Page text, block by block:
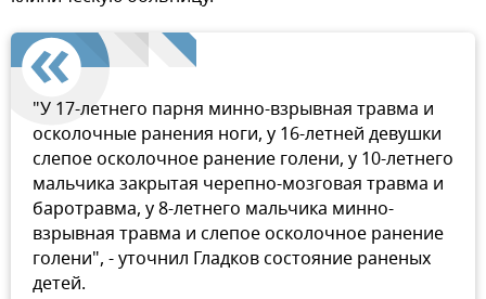
"У 17-летнего парня минно-взрывная травма и
осколочные ранения ноги, у 16-летней девушки
слепое осколочное ранение голени, у 10-летнего
мальчика закрытая черепно-мозговая травма и
баротравма, у 8-летнего мальчика минно-
взрывная травма и слепое осколочное ранение
голени", - уточнил Гладков состояние раненых
детей.